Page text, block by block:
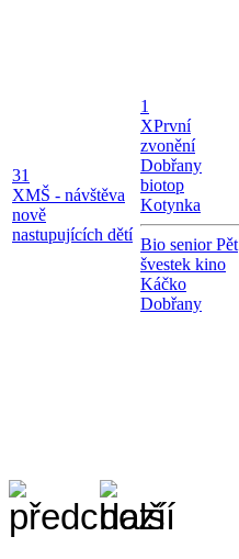
31
XMŠ - návštěva
nově
nastupujících dětí
1
XPrvní
zvonění
Dobřany
biotop
Kotynka
Bio senior Pět
švestek kino
Káčko
Dobřany